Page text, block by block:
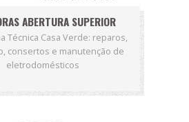
ABERTURA SUPERIOR
Técnica Casa Verde: reparos,
consertos e manutenção de
eletrodomésticos